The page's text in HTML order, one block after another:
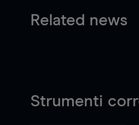
Related news
Strumenti